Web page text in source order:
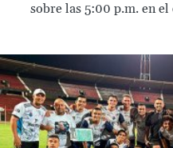
sobre las 5:00 p.m. en